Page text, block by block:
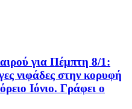
για Πέμπτη 8/1:
νιφάδες στην κορυφή
Ιόνιο. Γράφει ο